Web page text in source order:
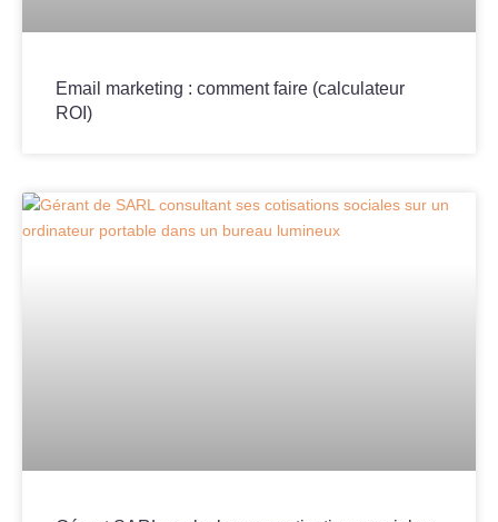
Email marketing : comment faire (calculateur
ROI)